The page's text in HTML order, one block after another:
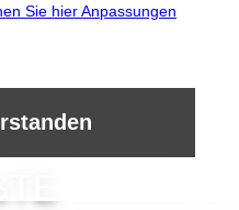
IHRE
Sie hier Anpassungen